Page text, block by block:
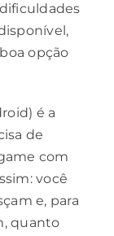
opção
) é a
de
com
você
e, para
quanto